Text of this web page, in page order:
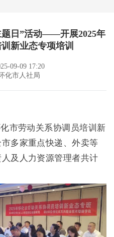
题日”活动——开展2025年
新业态专项培训
09-09 17:20
化市人社局
市劳动关系协调员培训新
多家重点快递、外卖等
及人力资源管理者共计